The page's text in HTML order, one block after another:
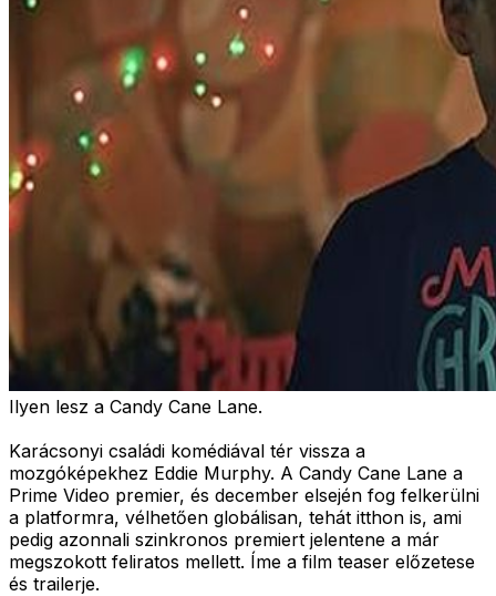
Ilyen lesz a Candy Cane Lane.
Karácsonyi családi komédiával tér vissza a
mozgóképekhez Eddie Murphy. A Candy Cane Lane a
Prime Video premier, és december elsején fog felkerülni
a platformra, vélhetően globálisan, tehát itthon is, ami
pedig azonnali szinkronos premiert jelentene a már
megszokott feliratos mellett. Íme a film teaser előzetese
és trailerje.